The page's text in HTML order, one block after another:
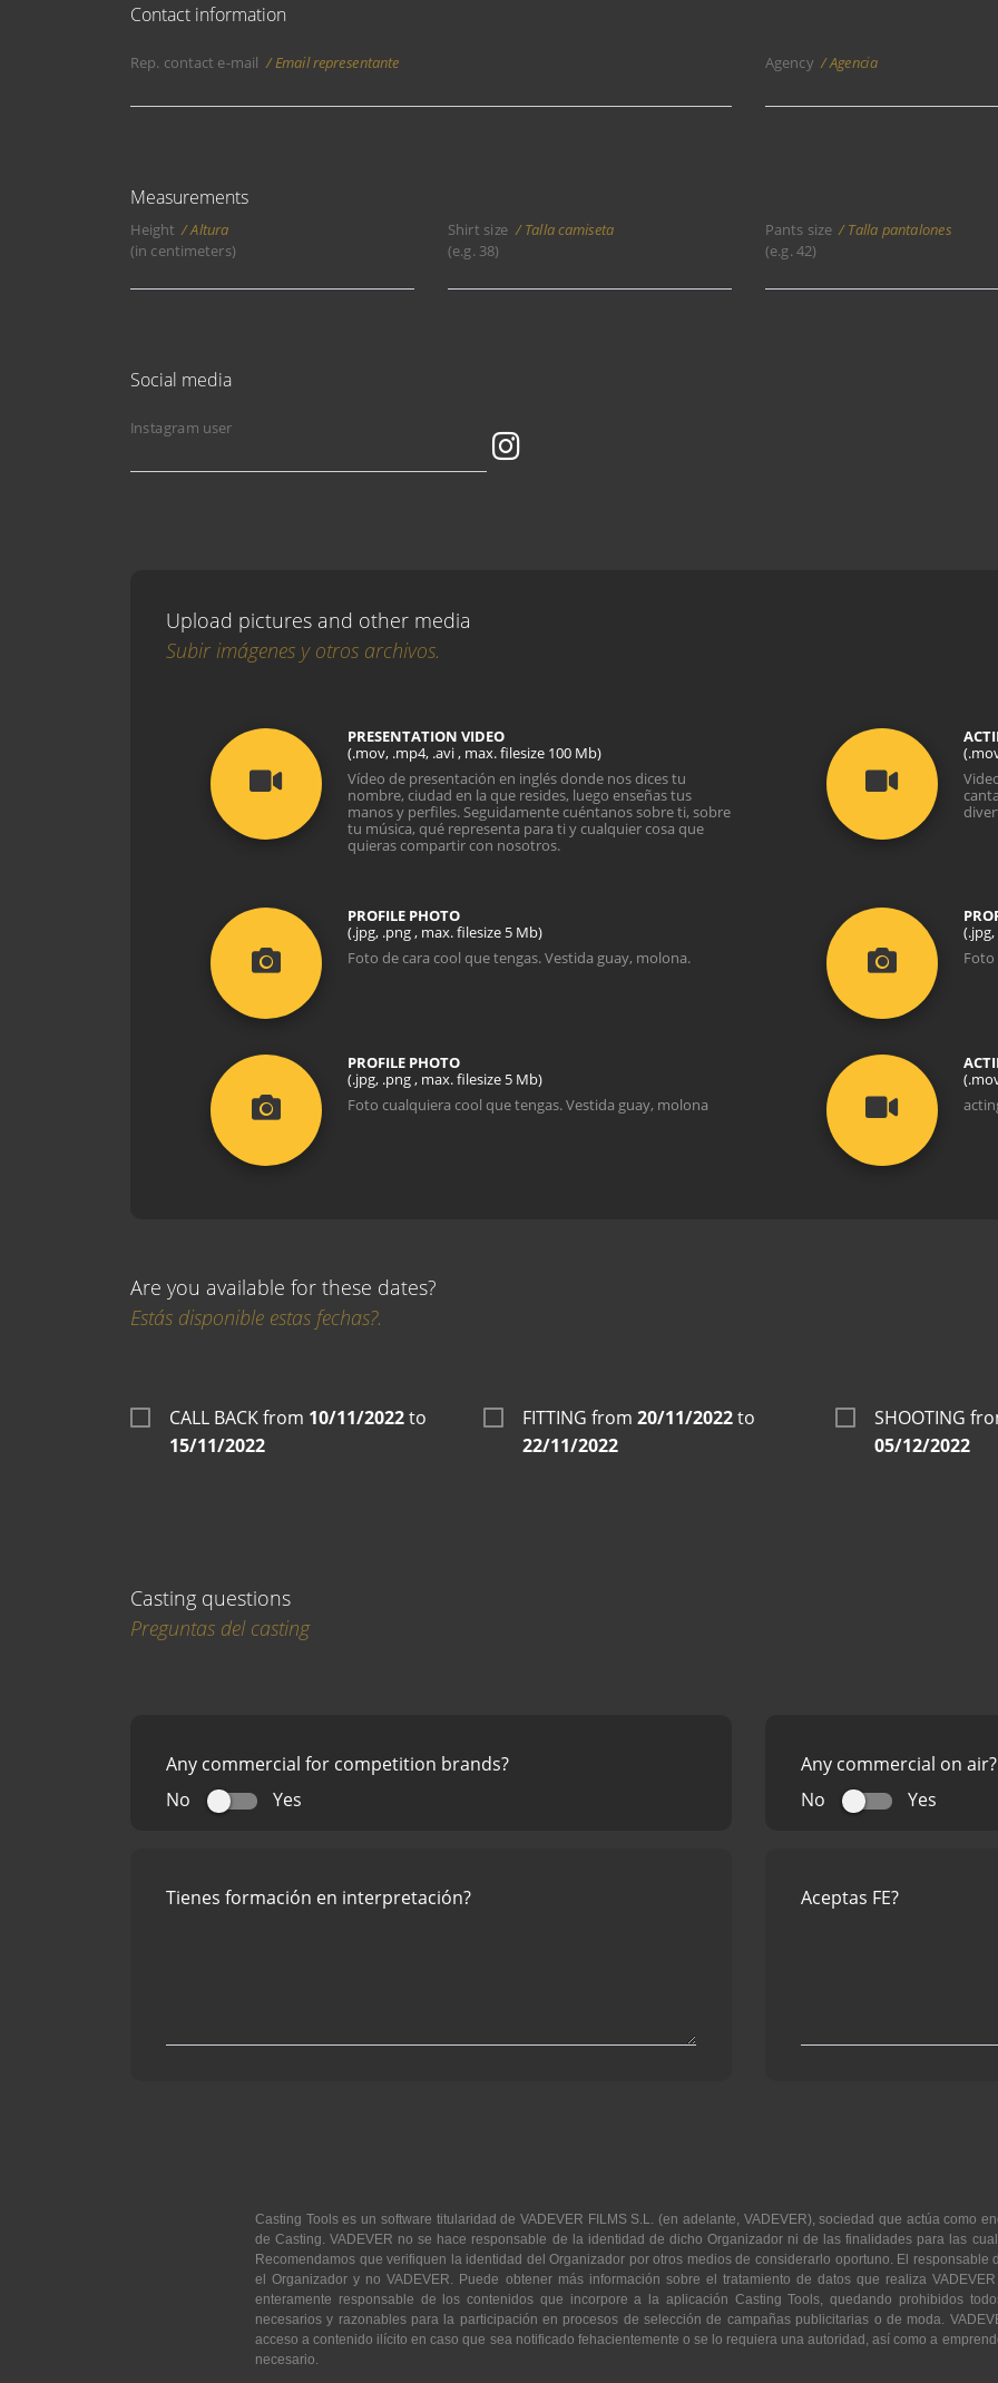
Contact information
Rep. contact e-mail Email representante Agency Agencia
Measurements
Height
Altura
(in centimeters)
Shirt size
Talla camiseta
(e.g. 38)
Pants size
Talla pantalones
(e.g. 42)
Social media
Instagram user
Upload pictures and other media
Subir imágenes y otros archivos.
PRESENTATION VIDEO
(.mov, .mp4, .avi , max. filesize 100 Mb)
Vídeo de presentación en inglés donde nos dices tu
nombre, ciudad en la que resides, luego enseñas tus
manos y perfiles. Seguidamente cuéntanos sobre ti, sobre
tu música, qué representa para ti y cualquier cosa que
quieras compartir con nosotros.
PROFILE PHOTO
(.jpg, .png , max. filesize 5 Mb)
Foto de cara cool que tengas. Vestida guay, molona.
Foto
PROFILE PHOTO
(.jpg, .png , max. filesize 5 Mb)
Foto cualquiera cool que tengas. Vestida guay, molona
Are you available for these dates?
Estás disponible estas fechas?.
CALL BACK from 10/11/2022to
15/11/2022
FITTING from 20/11/2022to
22/11/2022
SHOOTING
05/12/2022
Casting questions
Preguntas del casting
Any commercial for competition brands?
No
Yes
Any commercial on air?
No
Yes
Tienes formación en interpretación? Aceptas FE?
Casting Tools es un software titularidad de VADEVER FILMS S.L. (en adelante, VADEVER), sociedad que actúa como
de Casting. VADEVER no se hace responsable de la identidad de dicho Organizador ni de las finalidades para las
Recomendamos que verifiquen la identidad del Organizador por otros medios de considerarlo oportuno. El responsable
el Organizador y no VADEVER. Puede obtener más información sobre el tratamiento de datos que realiza
enteramente responsable de los contenidos que incorpore a la aplicación Casting Tools, quedando prohibidos
necesarios y razonables para la participación en procesos de selección de campañas publicitarias o de moda.
acceso a contenido ilícito en caso que sea notificado fehacientemente o se lo requiera una autoridad, así como a
necesario.